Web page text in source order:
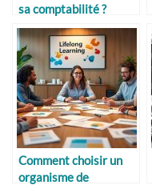
sa comptabilité ?
Comment choisir un
organisme de